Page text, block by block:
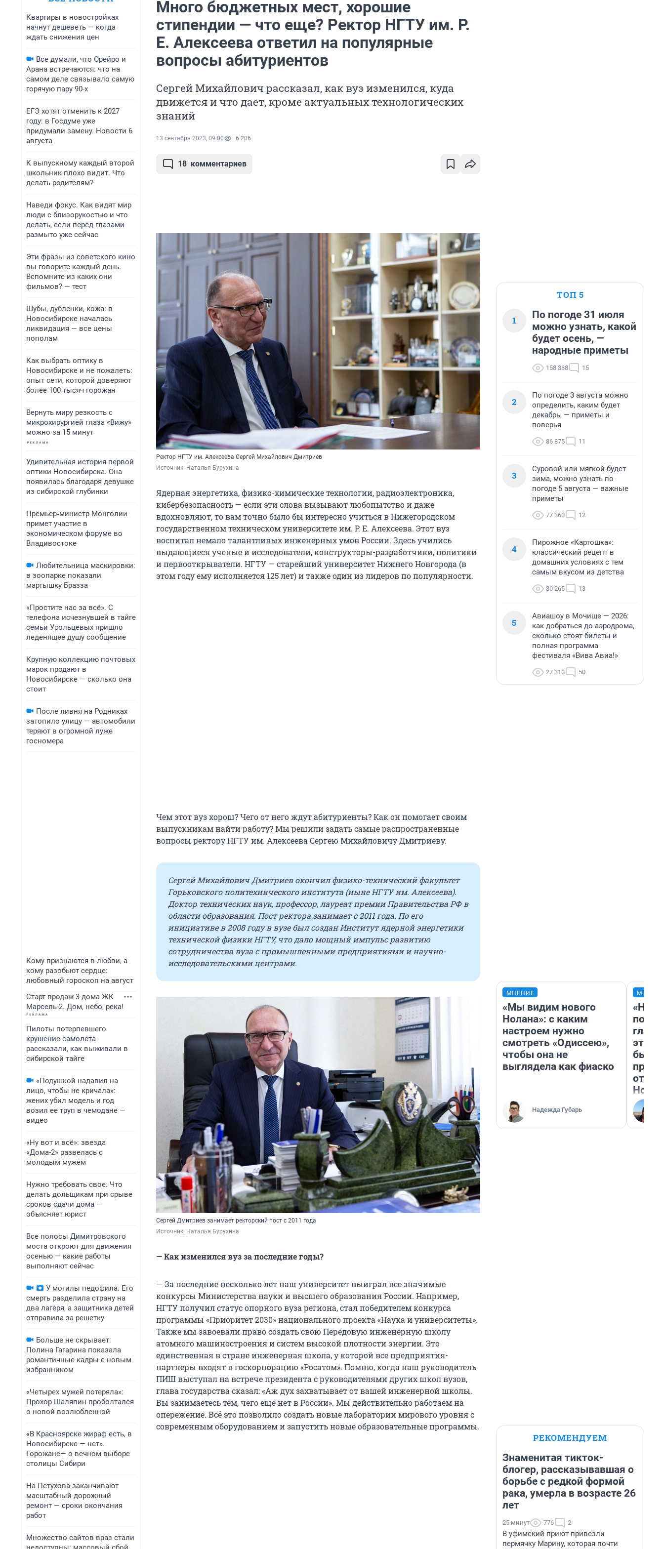
Квартиры в новостройках
начнут дешеветь — когда
ждать снижения цен
Все думали, что Орейро и
Арана встречаются: что на
самом деле связывало самую
горячую пару 90-х
ЕГЭ хотят отменить к 2027
году: в Госдуме уже
придумали замену. Новости 6
августа
К выпускному каждый второй
школьник плохо видит. Что
делать родителям?
Наведи фокус. Как видят мир
люди с близорукостью и что
делать, если перед глазами
размыто уже сейчас
Эти фразы из советского кино
вы говорите каждый день.
Вспомните из каких они
фильмов? — тест
Шубы, дубленки, кожа: в
Новосибирске началась
ликвидация — все цены
пополам
Как выбрать оптику в
Новосибирске и не пожалеть:
опыт сети, которой доверяют
более 100 тысяч горожан
Вернуть миру резкость с
микрохирургией глаза «Вижу»
можно за 15 минут
Удивительная история первой
оптики Новосибирска. Она
появилась благодаря девушке
из сибирской глубинки
Премьер‑министр Монголии
примет участие в
экономическом форуме во
Владивостоке
Любительница маскировки:
в зоопарке показали
мартышку Бразза
«Простите нас за всё». С
телефона исчезнувшей в тайге
семьи Усольцевых пришло
леденящее душу сообщение
Крупную коллекцию почтовых
марок продают в
Новосибирске — сколько она
стоит
После ливня на Родниках
затопило улицу — автомобили
теряют в огромной луже
госномера
Кому признаются в любви, а
кому разобьют сердце:
любовный гороскоп на август
Старт продаж 3 дома ЖК
Марсель-2. Дом, небо, река!
Пилоты потерпевшего
крушение самолета
рассказали, как выживали в
сибирской тайге
«Подушкой надавил на
лицо, чтобы не кричала»:
жених убил модель и год
возил ее труп в чемодане —
видео
«Ну вот и всё»: звезда
«Дома-2» развелась с
молодым мужем
Нужно требовать свое. Что
делать дольщикам при срыве
сроков сдачи дома —
объясняет юрист
Все полосы Димитровского
моста откроют для движения
осенью — какие работы
выполняют сейчас
У могилы педофила. Его
смерть разделила страну на
два лагеря, а защитника детей
отправила за решетку
Больше не скрывает:
Полина Гагарина показала
романтичные кадры с новым
избранником
«Четырех мужей потеряла»:
Прохор Шаляпин проболтался
о новой возлюбленной
«В Красноярске жираф есть, в
Новосибирске — нет».
Горожане— о вечном выборе
столицы Сибири
На Петухова заканчивают
масштабный дорожный
ремонт — сроки окончания
работ
Множество сайтов враз стали
Много бюджетных мест, хорошие
стипендии — что еще? Ректор НГТУ им. Р.
Е. Алексеева ответил на популярные
вопросы абитуриентов
Сергей Михайлович рассказал, как вуз изменился, куда
движется и что дает, кроме актуальных технологических
знаний
13 сентября 2023, 09:00 6 206
18 комментариев
Ректор НГТУ им. Алексеева Сергей Михайлович Дмитриев
Источник: Наталья Бурухина
Ядерная энергетика, физико-химические технологии, радиоэлектроника,
кибербезопасность — если эти слова вызывают любопытство и даже
вдохновляют, то вам точно было бы интересно учиться в Нижегородском
государственном техническом университете им. Р. Е. Алексеева. Этот вуз
воспитал немало талантливых инженерных умов России. Здесь учились
выдающиеся ученые и исследователи, конструкторы-разработчики, политики
и первооткрыватели. НГТУ — старейший университет Нижнего Новгорода (в
этом году ему исполняется 125 лет) и также один из лидеров по популярности.
Чем этот вуз хорош? Чего от него ждут абитуриенты? Как он помогает своим
выпускникам найти работу? Мы решили задать самые распространенные
вопросы ректору НГТУ им. Алексеева Сергею Михайловичу Дмитриеву.
Сергей Михайлович Дмитриев окончил физико-технический факультет
Горьковского политехнического института (ныне НГТУ им. Алексеева).
Доктор технических наук, профессор, лауреат премии Правительства РФ в
области образования. Пост ректора занимает с 2011 года. По его
инициативе в 2008 году в вузе был создан Институт ядерной энергетики
технической физики НГТУ, что дало мощный импульс развитию
сотрудничества вуза с промышленными предприятиями и научно-
исследовательскими центрами.
Сергей Дмитриев занимает ректорский пост с 2011 года
Источник: Наталья Бурухина
— Как изменился вуз за последние годы?
— За последние несколько лет наш университет выиграл все значимые
конкурсы Министерства науки и высшего образования России. Например,
НГТУ получил статус опорного вуза региона, стал победителем конкурса
программы «Приоритет 2030» национального проекта «Наука и университеты».
Также мы завоевали право создать свою Передовую инженерную школу
атомного машиностроения и систем высокой плотности энергии. Это
единственная в стране инженерная школа, у которой все предприятия-
партнеры входят в госкорпорацию «Росатом». Помню, когда наш руководитель
ПИШ выступал на встрече президента с руководителями других школ вузов,
глава государства сказал: «Аж дух захватывает от вашей инженерной школы.
Вы занимаетесь тем, чего еще нет в России». Мы действительно работаем на
опережение. Всё это позволило создать новые лаборатории мирового уровня с
современным оборудованием и запустить новые образовательные программы.
ТОП 5
1
По погоде 31 июля
можно узнать, какой
будет осень, —
народные приметы
158 388 15
2
По погоде 3 августа можно
определить, каким будет
декабрь, — приметы и
поверья
86 875 11
3
Суровой или мягкой будет
зима, можно узнать по
погоде 5 августа — важные
приметы
77 360 12
4
Пирожное «Картошка»:
классический рецепт в
домашних условиях с тем
самым вкусом из детства
30 265 13
5
Авиашоу в Мочище — 2026:
как добраться до аэродрома,
сколько стоят билеты и
полная программа
фестиваля «Вива Авиа!»
27 310 50
МНЕНИЕ
«Мы видим нового
Нолана»: с каким
настроем нужно
смотреть «Одиссею»,
чтобы она не
выглядела как фиаско
Надежда Губарь
этого
бьет
РЕКОМЕНДУЕМ
Знаменитая тикток-
блогер, рассказывавшая о
борьбе с редкой формой
рака, умерла в возрасте 26
лет
25 минут 776 2
В уфимский приют привезли
пермячку Марину, которая почти